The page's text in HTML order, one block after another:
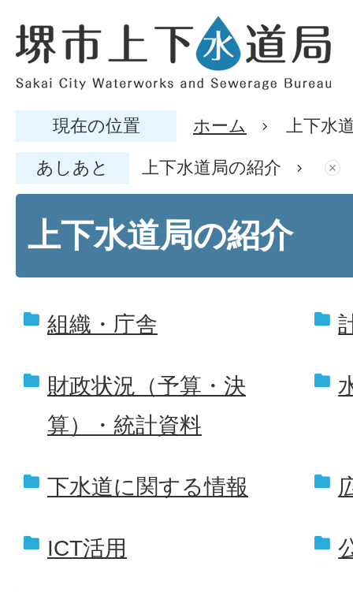
現在の位置 ホーム 上下水
あしあと 上下水道局の紹介
上下水道局の紹介
組織・庁舎
財政状況（予算・決
算）・統計資料
下水道に関する情報
ICT活用